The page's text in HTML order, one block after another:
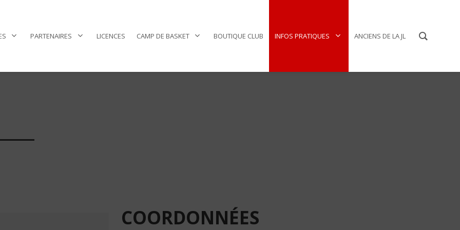
PARTENAIRES LICENCES CAMP DE BASKET BOUTIQUE CLUB INFOS PRATIQUES ANCIENS DE LA JL
COORDONNÉES